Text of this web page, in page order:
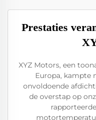
Prestaties
XYZ Motors, een
Europa,
onvoldoende
de overstap op